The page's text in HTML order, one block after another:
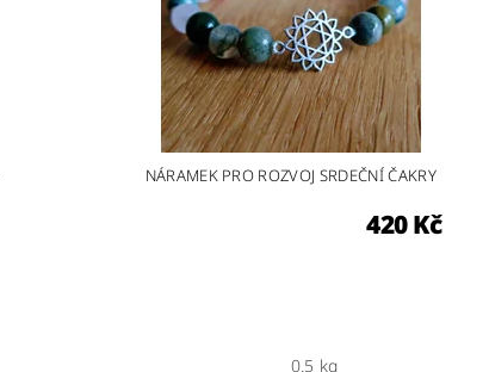
NÁRAMEK PRO ROZVOJ SRDEČNÍ ČAKRY
420 Kč
0.5 kg